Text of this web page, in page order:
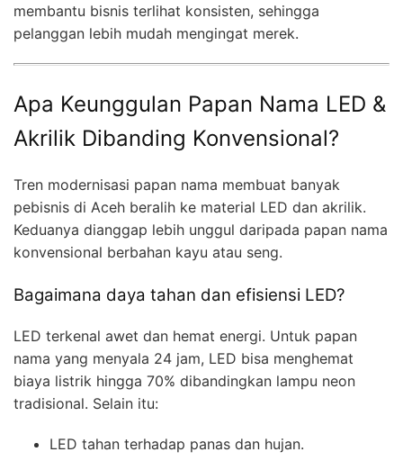
membantu bisnis terlihat konsisten, sehingga
pelanggan lebih mudah mengingat merek.
Apa Keunggulan Papan Nama LED &
Akrilik Dibanding Konvensional?
Tren modernisasi papan nama membuat banyak
pebisnis di Aceh beralih ke material LED dan akrilik.
Keduanya dianggap lebih unggul daripada papan nama
konvensional berbahan kayu atau seng.
Bagaimana daya tahan dan efisiensi LED?
LED terkenal awet dan hemat energi. Untuk papan
nama yang menyala 24 jam, LED bisa menghemat
biaya listrik hingga 70% dibandingkan lampu neon
tradisional. Selain itu:
LED tahan terhadap panas dan hujan.